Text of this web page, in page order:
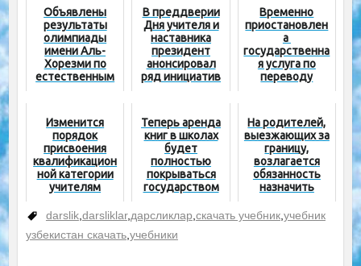
Объявлены
результаты
олимпиады
имени Аль-
Хорезми по
естественным
В преддверии
Дня учителя и
наставника
президент
анонсировал
ряд инициатив
Временно
приостановлен
а ​​
государственна
я услуга по
переводу
Изменится
порядок
присвоения
квалификацион
ной категории
учителям
Теперь аренда
книг в школах
будет
полностью
покрываться
государством
На родителей,
выезжающих за
границу,
возлагается
обязанность
назначить
детям
darslik, darsliklar, дарсликлар скачать учебник, учебник
узбекистан скачать, учебники